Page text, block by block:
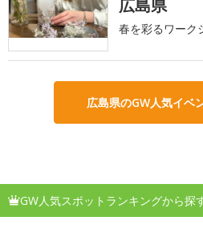
広島県
春を彩るワーク
広島県のGW人気イベ
GW人気スポットランキングから探